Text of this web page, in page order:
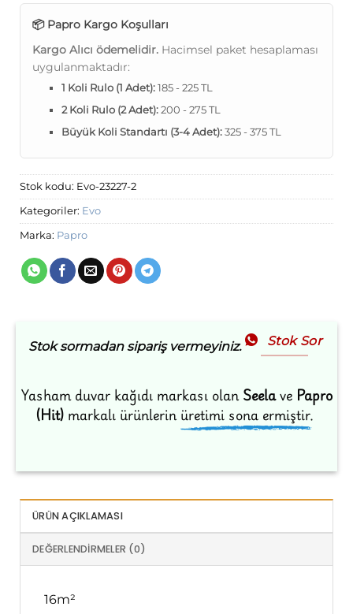
📦 Papro Kargo Koşulları
Kargo Alıcı ödemelidir. Hacimsel paket hesaplaması
uygulanmaktadır:
1 Koli Rulo (1 Adet):185 - 225 TL
2 Koli Rulo (2 Adet):200 - 275 TL
Büyük Koli Standartı (3-4 Adet):325 - 375 TL
Stok kodu: Evo-23227-2
Kategoriler: Evo
Marka: Papro
Stok sormadan sipariş vermeyiniz. Stok Sor
Yasham duvar kağıdı markası olanSeelave Papro
(Hit)markalı ürünlerinüretimi sona ermiştir.
ÜRÜN AÇIKLAMASI
DEĞERLENDIRMELER (0)
16m²